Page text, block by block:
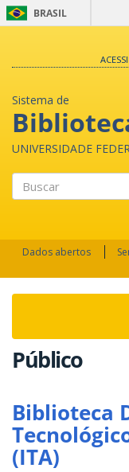
BRASIL
Sistema de
UNIVERSIDADE
Dados abertos
Público
Biblioteca
(ITA)